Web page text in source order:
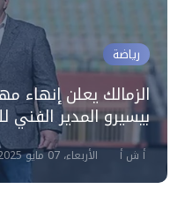
رياضة
الزمالك يعلن إنهاء
بيسيرو المدير الفني
أ ش أ الأربعاء، 07 مايو 2025 01:02 م